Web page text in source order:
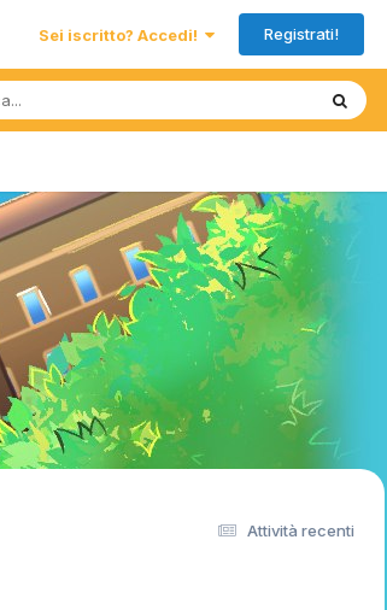
Sei iscritto? Accedi! Registrati!
Attività recenti